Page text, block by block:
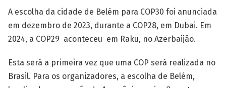
A escolha da cidade de Belém para COP30 foi anunciada
em dezembro de 2023, durante a COP28, em Dubai. Em
2024, a COP29 aconteceu em Raku, no Azerbaijão.
Esta será a primeira vez que uma COP será realizada no
Brasil. Para os organizadores, a escolha de Belém,